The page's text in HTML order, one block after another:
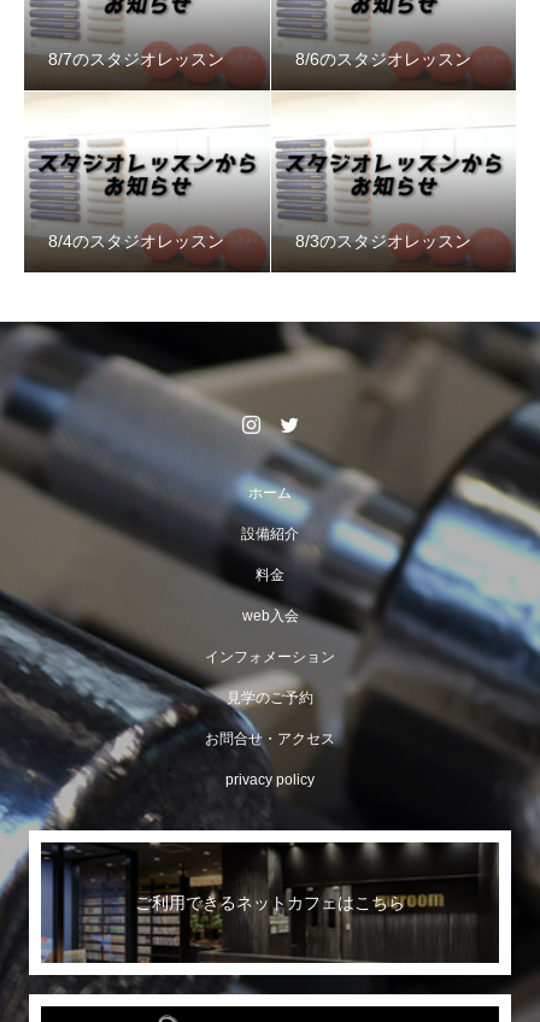
8/7のスタジオレッスン 8/6のスタジオレッスン
8/4のスタジオレッスン 8/3のスタジオレッスン
ホーム
設備紹介
料金
web入会
インフォメーション
見学のご予約
お問合せ・アクセス
privacy policy
ご利用できるネットカフェはこちら